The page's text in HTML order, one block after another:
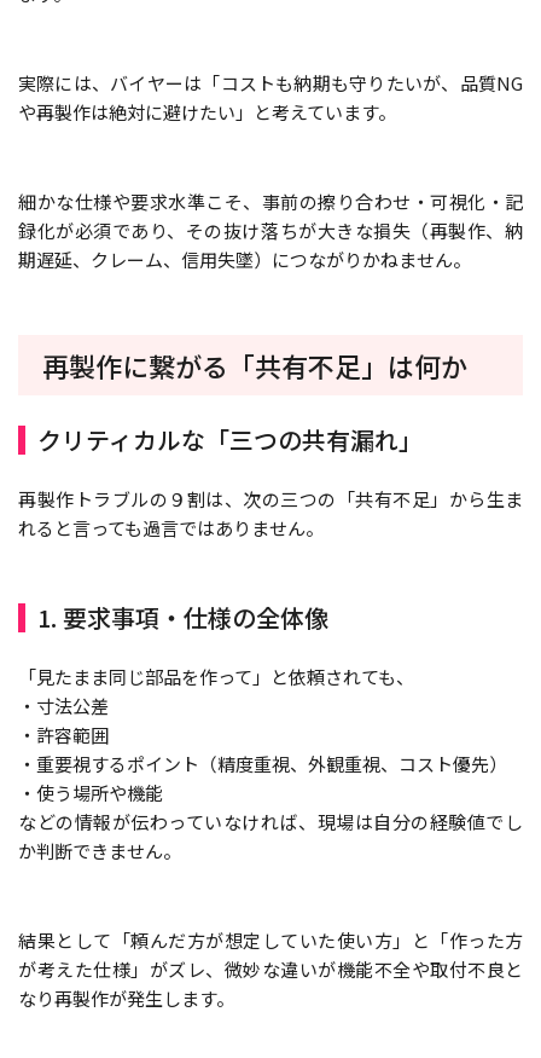
実際には、バイヤーは「コストも納期も守りたいが、品質NG
や再製作は絶対に避けたい」と考えています。
細かな仕様や要求水準こそ、事前の擦り合わせ・可視化・記
録化が必須であり、その抜け落ちが大きな損失（再製作、納
期遅延、クレーム、信用失墜）につながりかねません。
再製作に繋がる「共有不足」は何か
クリティカルな「三つの共有漏れ」
再製作トラブルの９割は、次の三つの「共有不足」から生ま
れると言っても過言ではありません。
1. 要求事項・仕様の全体像
「見たまま同じ部品を作って」と依頼されても、
・寸法公差
・許容範囲
・重要視するポイント（精度重視、外観重視、コスト優先）
・使う場所や機能
などの情報が伝わっていなければ、現場は自分の経験値でし
か判断できません。
結果として「頼んだ方が想定していた使い方」と「作った方
が考えた仕様」がズレ、微妙な違いが機能不全や取付不良と
なり再製作が発生します。